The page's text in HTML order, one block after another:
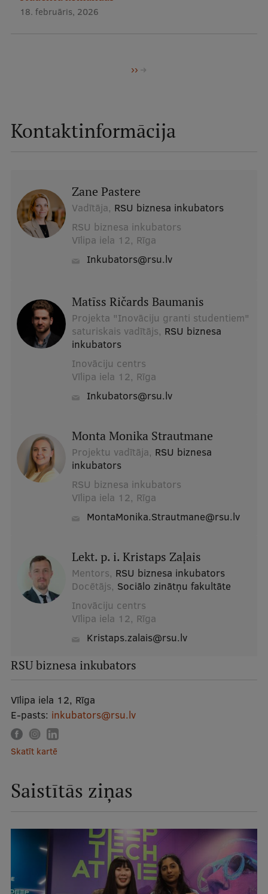
18. februāris, 2026
Nākamā
››
Kontaktinformācija
Zane Pastere
Vadītāja, RSU biznesa inkubators
RSU biznesa inkubators
Vīlipa iela 12, Rīga
inkubators@rsu.lv
Matīss Ričards Baumanis
Projekta "Inovāciju granti studentiem"
saturiskais vadītājs, RSU biznesa
inkubators
Inovāciju centrs
Vīlipa iela 12, Rīga
inkubators@rsu.lv
Monta Monika Strautmane
Projektu vadītāja, RSU biznesa
inkubators
RSU biznesa inkubators
Vīlipa iela 12, Rīga
MontaMonika.Strautmane@rsu.lv
Lekt. p. i. Kristaps Zaļais
Mentors, RSU biznesa inkubators
Docētājs, Sociālo zinātņu fakultāte
Inovāciju centrs
Vīlipa iela 12, Rīga
kristaps.zalais@rsu.lv
RSU biznesa inkubators
Vīlipa iela 12, Rīga
E-pasts: inkubators@rsu.lv
Skatīt kartē
Saistītās ziņas